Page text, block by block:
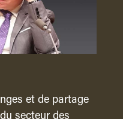
et de partage